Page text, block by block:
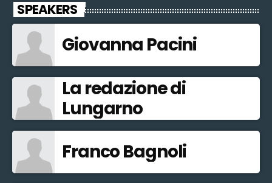
SPEAKERS
Giovanna Pacini
La redazione di
Lungarno
Franco Bagnoli